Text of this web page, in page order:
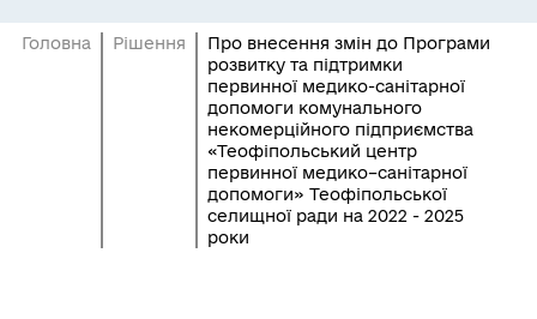
Головна Рішення
Про внесення змін до Програми
розвитку та підтримки
первинної медико-санітарної
допомоги комунального
некомерційного підприємства
«Теофіпольський центр
первинної медико–санітарної
допомоги» Теофіпольської
селищної ради на 2022 - 2025
роки